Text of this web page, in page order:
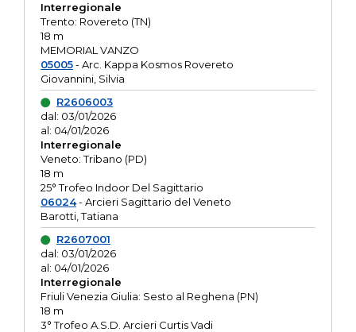
Interregionale
Trento: Rovereto (TN)
18 m
MEMORIAL VANZO
05005- Arc. Kappa Kosmos Rovereto
Giovannini, Silvia
R2606003
dal: 03/01/2026
al: 04/01/2026
Interregionale
Veneto: Tribano (PD)
18 m
25° Trofeo Indoor Del Sagittario
06024- Arcieri Sagittario del Veneto
Barotti, Tatiana
R2607001
dal: 03/01/2026
al: 04/01/2026
Interregionale
Friuli Venezia Giulia: Sesto al Reghena (PN)
18 m
3° Trofeo A.S.D. Arcieri Curtis Vadi